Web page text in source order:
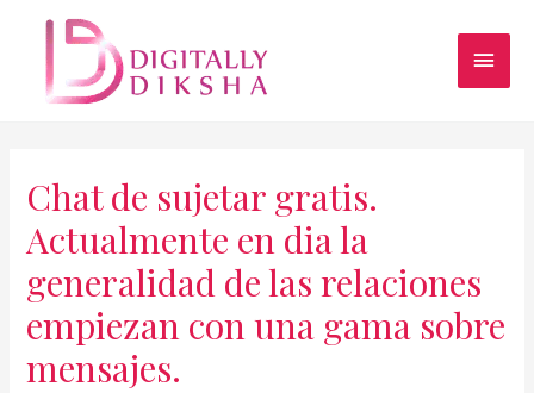
Chat de sujetar gratis.
Actualmente en dia la
generalidad de las relaciones
empiezan con una gama sobre
mensajes.